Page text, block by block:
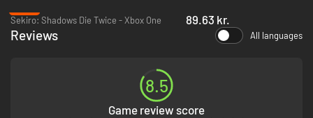
Sekiro: Shadows Die Twice - Xbox One
89.63 kr.
Reviews All languages
8.5
Game review score